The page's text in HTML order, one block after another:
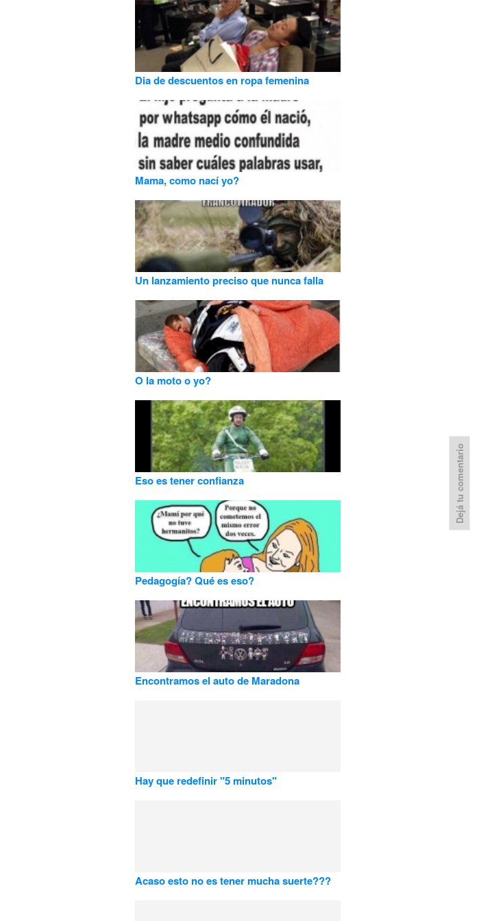
Dia de descuentos en ropa femenina
Mama, como nací yo?
Un lanzamiento preciso que nunca falla
O la moto o yo?
Eso es tener confianza
Pedagogía? Qué es eso?
Encontramos el auto de Maradona
Hay que redefinir "5 minutos"
Acaso esto no es tener mucha suerte???
Dejá tu comentario